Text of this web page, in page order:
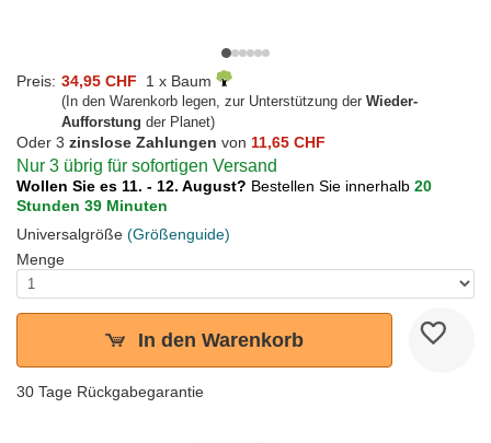
Preis: 34,95 CHF 1 x Baum
(In den Warenkorb legen, zur Unterstützung der Wieder-
Aufforstung der Planet)
Oder 3 zinslose Zahlungen von 11,65 CHF
Nur 3 übrig für sofortigen Versand
Wollen Sie es 11. - 12. August? Bestellen Sie innerhalb 20
Stunden 39 Minuten
Universalgröße (Größenguide)
Menge
In den Warenkorb
30 Tage Rückgabegarantie